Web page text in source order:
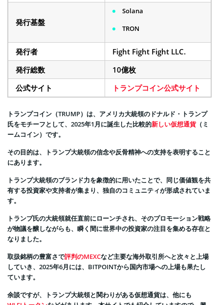
発行基盤
Solana
TRON
発行者
Fight Fight Fight LLC.
発行総数
10億枚
公式サイト
トランプコイン公式サイト
トランプコイン（TRUMP）は、アメリカ大統領のドナルド・トランプ
氏をモチーフとして、2025年1月に誕生した比較的新しい仮想通貨（ミ
ームコイン）です。
その目的は、トランプ大統領の信念や反骨精神への支持を表明すること
にあります。
トランプ大統領のブランド力を象徴的に用いたことで、同じ価値観を共
有する投資家や支持者が集まり、独自のコミュニティが形成されていま
す。
トランプ氏の大統領就任直前にローンチされ、そのプロモーション戦略
が物議を醸しながらも、瞬く間に世界中の投資家の注目を集める存在と
なりました。
取扱銘柄の豊富さで評判のMEXCなど主要な海外取引所へと次々と上場
していき、2025年6月には、BITPOINTから国内市場への上場も果たし
ています。
余談ですが、トランプ大統領と関わりがある仮想通貨は、他にも